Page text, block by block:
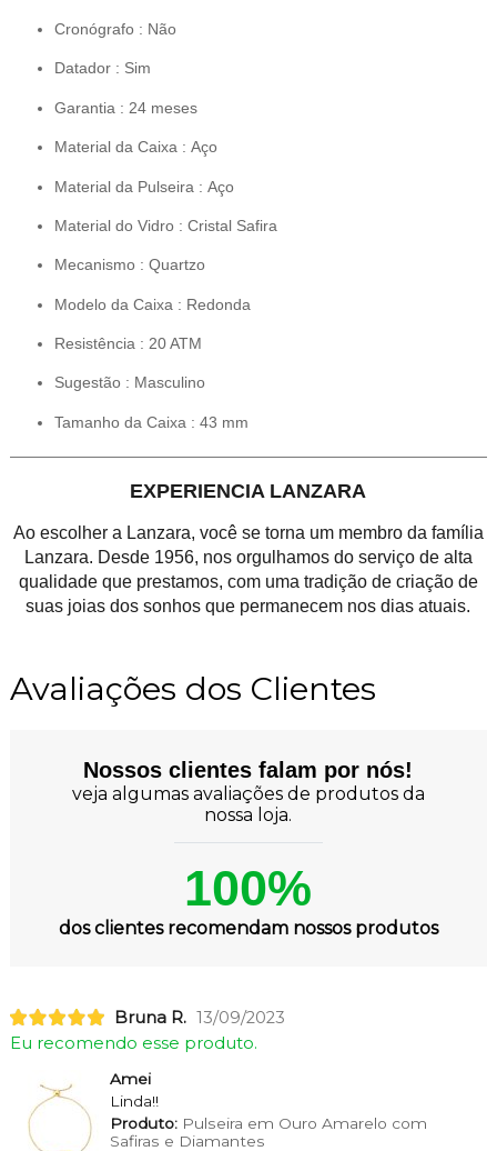
Cronógrafo : Não
Datador : Sim
Garantia : 24 meses
Material da Caixa : Aço
Material da Pulseira : Aço
Material do Vidro : Cristal Safira
Mecanismo : Quartzo
Modelo da Caixa : Redonda
Resistência : 20 ATM
Sugestão : Masculino
Tamanho da Caixa : 43 mm
EXPERIENCIA LANZARA
Ao escolher a Lanzara, você se torna um membro da família
Lanzara. Desde 1956, nos orgulhamos do serviço de alta
qualidade que prestamos, com uma tradição de criação de
suas joias dos sonhos que permanecem nos dias atuais.
Avaliações dos Clientes
Nossos clientes falam por nós!
veja algumas avaliações de produtos da
nossa loja.
100%
dos clientes recomendam nossos produtos
Bruna R. 13/09/2023
Eu recomendo esse produto.
Amei
Linda!!
Produto:Pulseira em Ouro Amarelo com
Safiras e Diamantes